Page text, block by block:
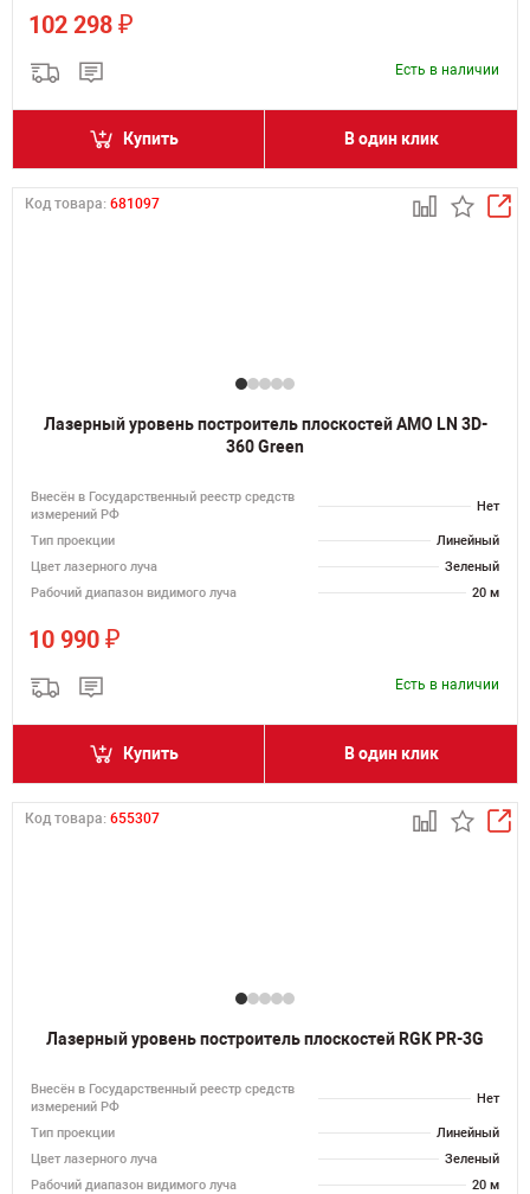
102 298 ₽
Есть в наличии
Купить В один клик
Код товара: 681097
Лазерный уровень построитель плоскостей AMO LN 3D-
360 Green
Внесён в Государственный реестр средств
измерений РФ
Нет
Тип проекции
Линейный
Цвет лазерного луча
Зеленый
Рабочий диапазон видимого луча
20 м
10 990 ₽
Есть в наличии
Купить В один клик
Код товара: 655307
Лазерный уровень построитель плоскостей RGK PR-3G
Внесён в Государственный реестр средств
измерений РФ
Нет
Тип проекции
Линейный
Цвет лазерного луча
Зеленый
Рабочий диапазон видимого луча
20 м